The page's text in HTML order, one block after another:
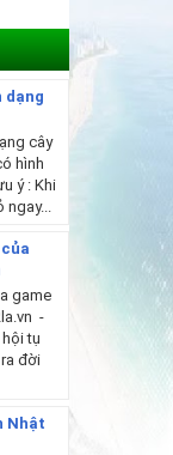
dạng
cây
hình
ý : Khi
ngay...
game
-
tụ
đời
Nhật